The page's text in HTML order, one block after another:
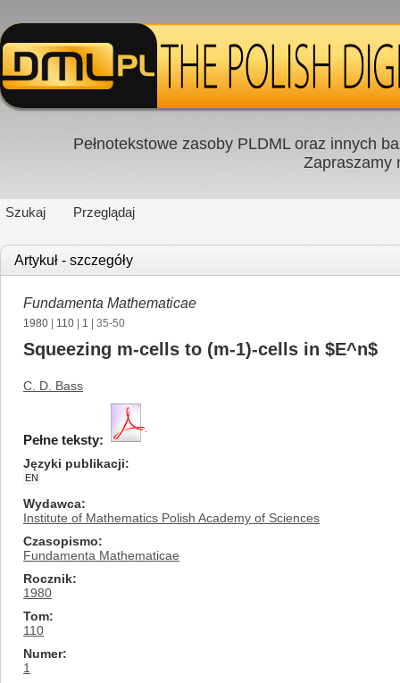
Pełnotekstowe zasoby PLDML oraz innych
Zapraszamy
Szukaj Przeglądaj
Artykuł - szczegóły
Fundamenta Mathematicae
1980 110 1 | 35-50
Squeezing m-cells to (m-1)-cells in $E^n$
C. D. Bass
Pełne teksty:
Języki publikacji
EN
Wydawca
Institute of Mathematics Polish Academy of Sciences
Czasopismo
Fundamenta Mathematicae
Rocznik
1980
Tom
110
Numer
1